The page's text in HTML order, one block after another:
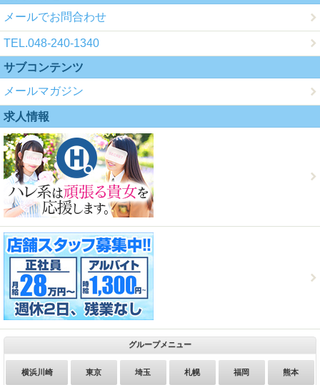
メールでお問合わせ
TEL.048-240-1340
サブコンテンツ
メールマガジン
求人情報
グループメニュー
横浜川崎 東京 埼玉 札幌 福岡 熊本